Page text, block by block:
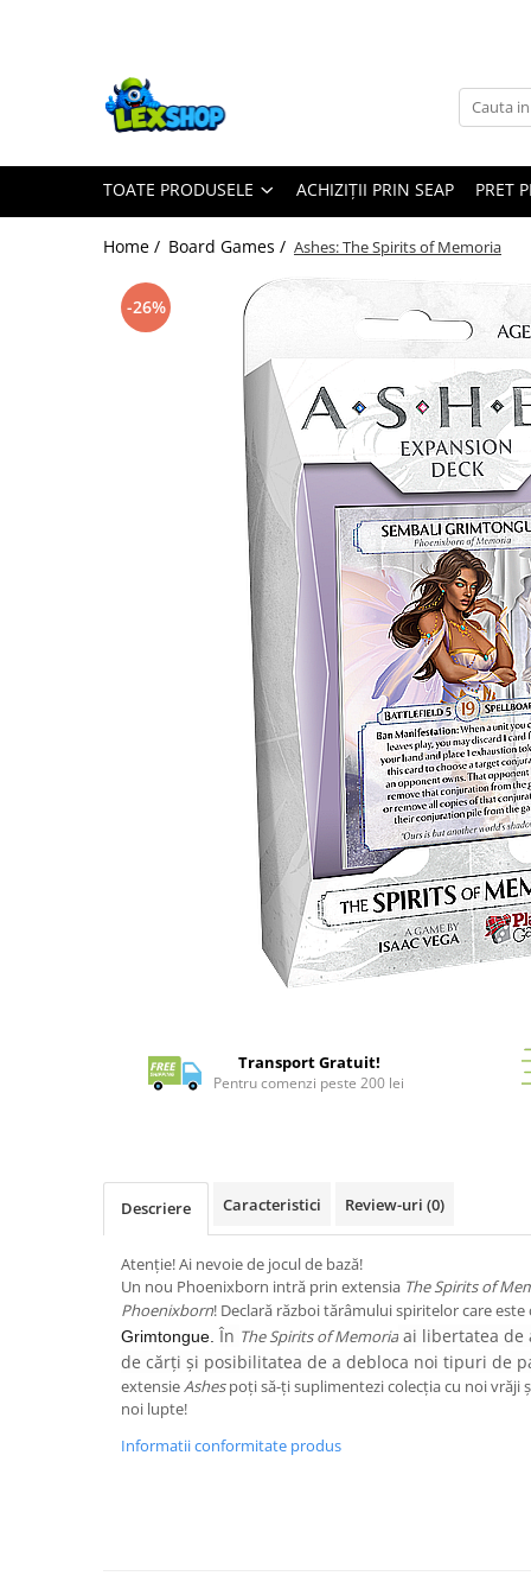
Toate Produsele
Board Games
Board Games
Extensii card games
Party Games (jocuri de petrecere)
Accesorii pentru boardgames
Portofolii/ Clasoare pentru carti
Merch Lex Hobby Store
Plusuri si papusi
TOATE PRODUSELE ACHIZIȚII PRIN SEAP PRET
Home / Board Games / Ashes: The Spirits of Memoria
-26%
Transport Gratuit!
Pentru comenzi peste 200 lei
Descriere Caracteristici Review-uri (0)
Atenție! Ai nevoie de jocul de bază!
Un nou Phoenixborn intră prin extensia The Spirits of
Phoenixborn! Declară război tărâmului spiritelor care este
Grimtongue. În The Spirits of Memoria ai libertatea de
de cărți și posibilitatea de a debloca noi tipuri de
extensieAshespoți să-ți suplimentezi colecția cu noi vrăji
noi lupte!
Informatii conformitate produs